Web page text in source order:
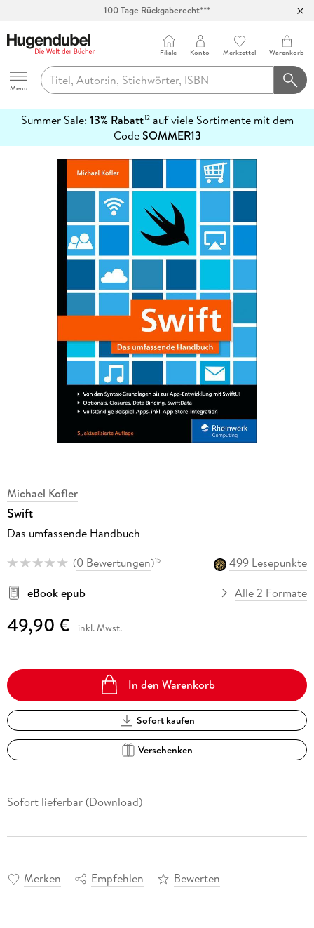
100 Tage Rückgaberecht***
Hugendubel
Menu
Filiale Konto Merkzettel Warenkorb
Summer Sale: 13% Rabatt12auf viele Sortimente mit dem
CodeSOMMER13
erfahren
Michael Kofler
Swift
Das umfassende Handbuch
(0 Bewertungen)15
499 Lesepunkte
eBook epub
Alle 2 Formate
49,90 € inkl. Mwst.
In den Warenkorb
Sofort kaufen
Verschenken
Sofort lieferbar (Download)
Merken Empfehlen Bewerten